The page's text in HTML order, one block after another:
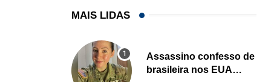
MAIS LIDAS
Assassino confesso de
brasileira nos EUA